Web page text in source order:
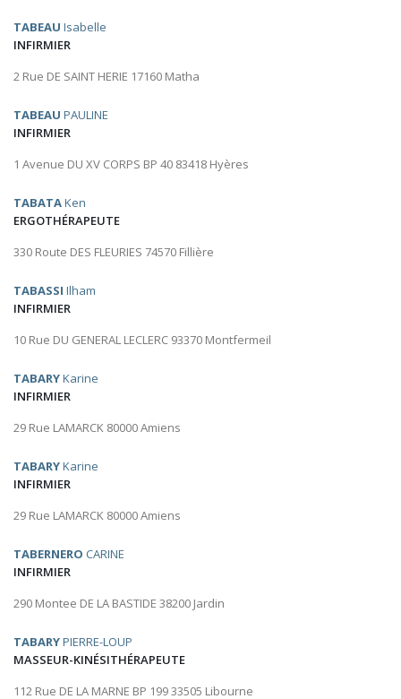
TABEAU Isabelle
INFIRMIER
2 Rue DE SAINT HERIE 17160 Matha
TABEAU PAULINE
INFIRMIER
1 Avenue DU XV CORPS BP 40 83418 Hyères
TABATAKen
ERGOTHÉRAPEUTE
330 Route DES FLEURIES 74570 Fillière
TABASSI Ilham
INFIRMIER
10 Rue DU GENERAL LECLERC 93370 Montfermeil
TABARYKarine
INFIRMIER
29 Rue LAMARCK 80000 Amiens
TABARYKarine
INFIRMIER
29 Rue LAMARCK 80000 Amiens
TABERNERO CARINE
INFIRMIER
290 Montee DE LA BASTIDE 38200 Jardin
TABARYPIERRE-LOUP
MASSEUR-KINÉSITHÉRAPEUTE
112 Rue DE LA MARNE BP 199 33505 Libourne